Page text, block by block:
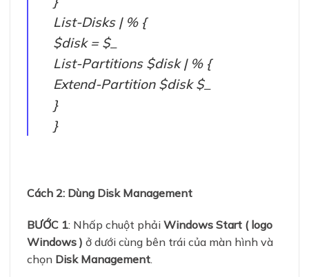
List-Disks | % {
$disk = $_
List-Partitions $disk | % {
Extend-Partition $disk $_
}
}
Cách 2: Dùng Disk Management
BƯỚC 1: Nhấp chuột phải Windows Start ( logo
Windows ) ở dưới cùng bên trái của màn hình và
chọn Disk Management.